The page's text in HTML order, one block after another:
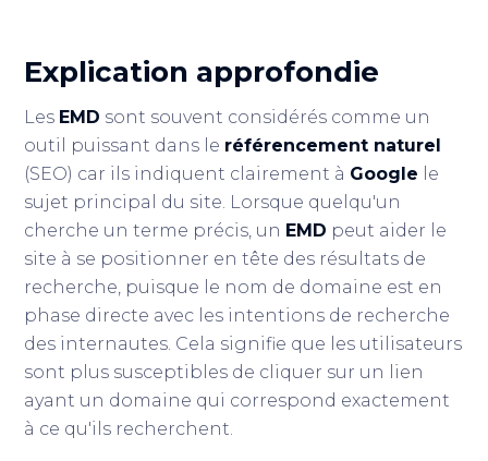
Explication approfondie
Les EMD sont souvent considérés comme un
outil puissant dans le référencement naturel
(SEO) car ils indiquent clairement à Google le
sujet principal du site. Lorsque quelqu'un
cherche un terme précis, un EMD peut aider le
site à se positionner en tête des résultats de
recherche, puisque le nom de domaine est en
phase directe avec les intentions de recherche
des internautes. Cela signifie que les utilisateurs
sont plus susceptibles de cliquer sur un lien
ayant un domaine qui correspond exactement
à ce qu'ils recherchent.